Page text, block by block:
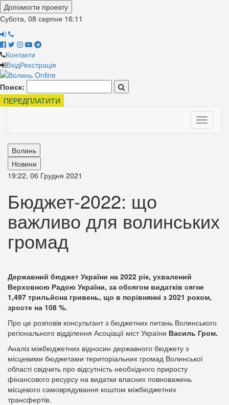
Допомогти проекту
Субота, 08 серпня 16:11
Контакти
ВхідРеєстрація
Поиск:
ПЕРЕДПЛАТИТИ
Toggle
Волинь
Новини
19:22, 06 Грудня 2021
Бюджет-2022: що
важливо для волинських
громад
Державний бюджет України на 2022 рік, ухвалений
Верховною Радою України, за обсягом видатків сягне
1,497 трильйона гривень, що в порівнянні з 2021 роком,
зросте на 108 %.
Про це розповів консультант з бюджетних питань Волинського
регіонального відділення Асоціації міст України Василь Гром.
Аналіз міжбюджетних відносин державного бюджету з
місцевими бюджетами територіальних громад Волинської
області свідчить про відсутність необхідного приросту
фінансового ресурсу на видатки власних повноважень
місцевого самоврядування коштом міжбюджетних
трансфертів.